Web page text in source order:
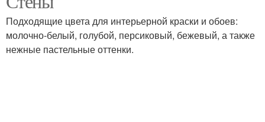
Подходящие цвета для интерьерной краски и обоев:
молочно-белый, голубой, персиковый, бежевый, а также
нежные пастельные оттенки.